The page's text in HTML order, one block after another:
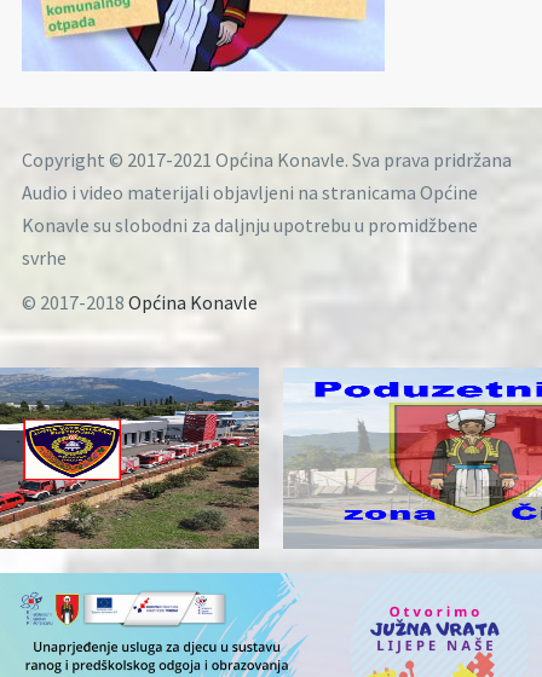
Copyright © 2017-2021 Općina Konavle. Sva prava pridržana
Audio i video materijali objavljeni na stranicama Općine
Konavle su slobodni za daljnju upotrebu u promidžbene
svrhe
© 2017-2018 Općina Konavle